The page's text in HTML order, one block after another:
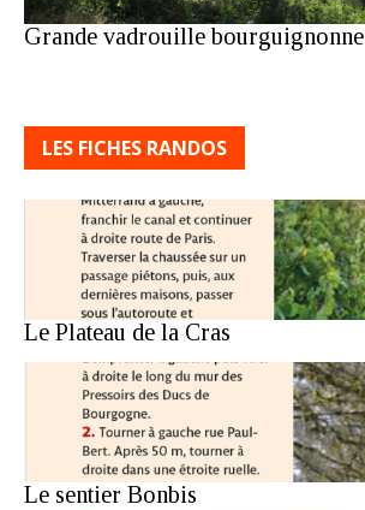
Grande vadrouille bourguignonne
LES FICHES RANDOS
Le Plateau de la Cras
Le sentier Bonbis